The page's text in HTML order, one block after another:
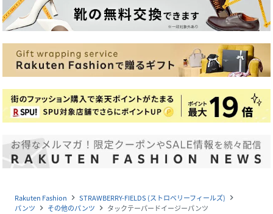
Rakuten Fashion navigate_next STRAWBERRY-FIELDS (ストロベリーフィールズ) navigate_next
パンツ navigate_next その他のパンツ navigate_next タックテーパードイージーパンツ